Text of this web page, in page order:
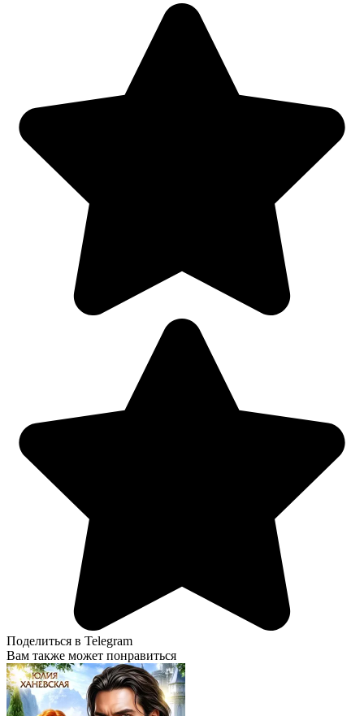
Поделиться в Telegram
Вам также может понравиться